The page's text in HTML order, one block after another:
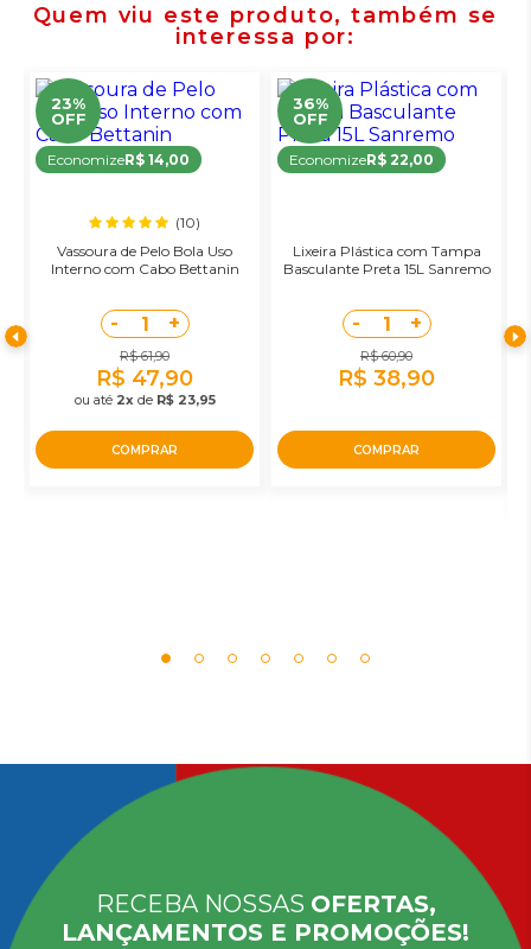
Quem viu este produto, também se
interessa por
23%
OFF
EconomizeR$ 14,00
(10)
Vassoura de Pelo Bola Uso
Interno com Cabo Bettanin
- 1 +
R$ 61,90
R$ 47,90
ou até 2xde R$ 23,95
COMPRAR
36%
OFF
EconomizeR$ 22,00
Lixeira Plástica com Tampa
Basculante Preta 15L Sanremo
- 1 +
R$ 60,90
R$ 38,90
COMPRAR
RECEBA NOSSAS OFERTAS,
LANÇAMENTOS E PROMOÇÕES!